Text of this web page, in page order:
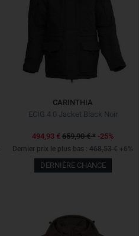
CARINTHIA
ECIG 4.0 Jacket Black Noir
494,93 € 659,90 €* -25%
Dernier prix le plus bas : 468,53 € +6%
DERNIÈRE CHANCE